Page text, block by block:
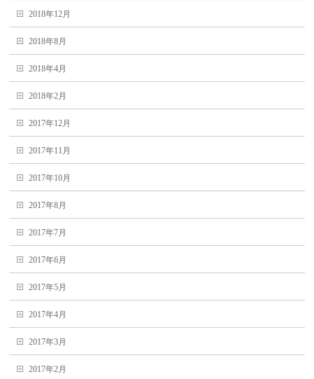
2018年12月
2018年8月
2018年4月
2018年2月
2017年12月
2017年11月
2017年10月
2017年8月
2017年7月
2017年6月
2017年5月
2017年4月
2017年3月
2017年2月